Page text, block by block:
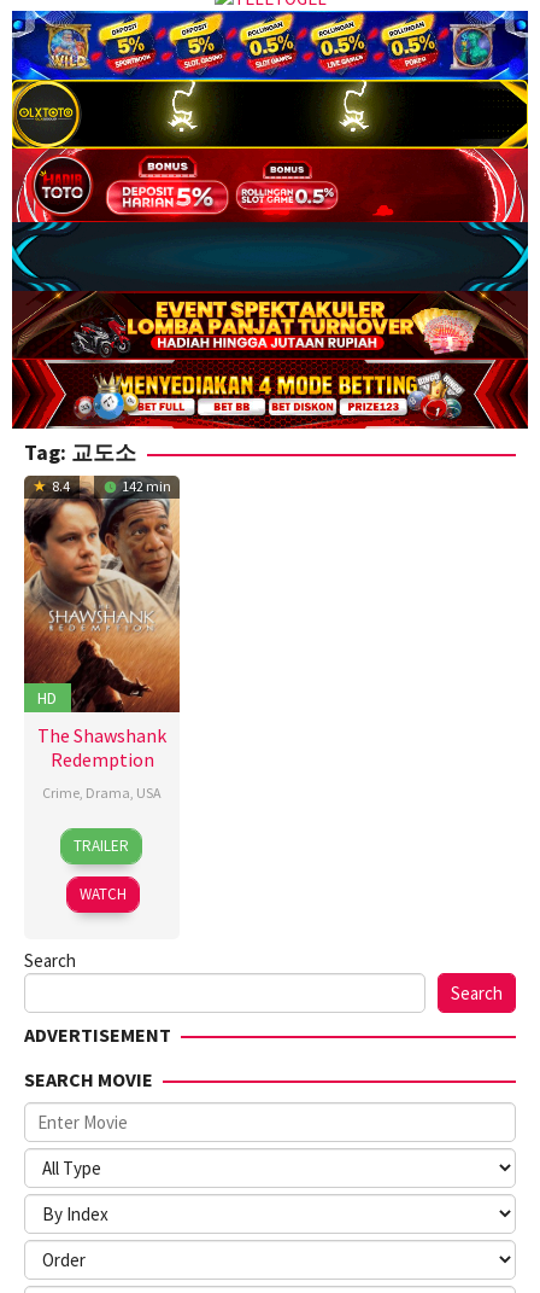
Tag: 교도소
8.4 142 min
HD
The Shawshank
Redemption
Crime, Drama, USA
10
Sep
1994
Frank
Darabont
Jesse
V.
Woodward,
Thomas
TRAILER
WATCH
Search
Search
ADVERTISEMENT
SEARCH MOVIE